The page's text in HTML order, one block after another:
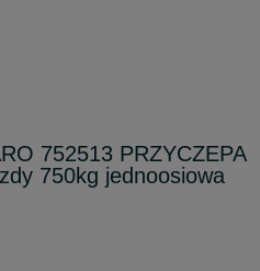
752513 PRZYCZEPA
750kg jednoosiowa